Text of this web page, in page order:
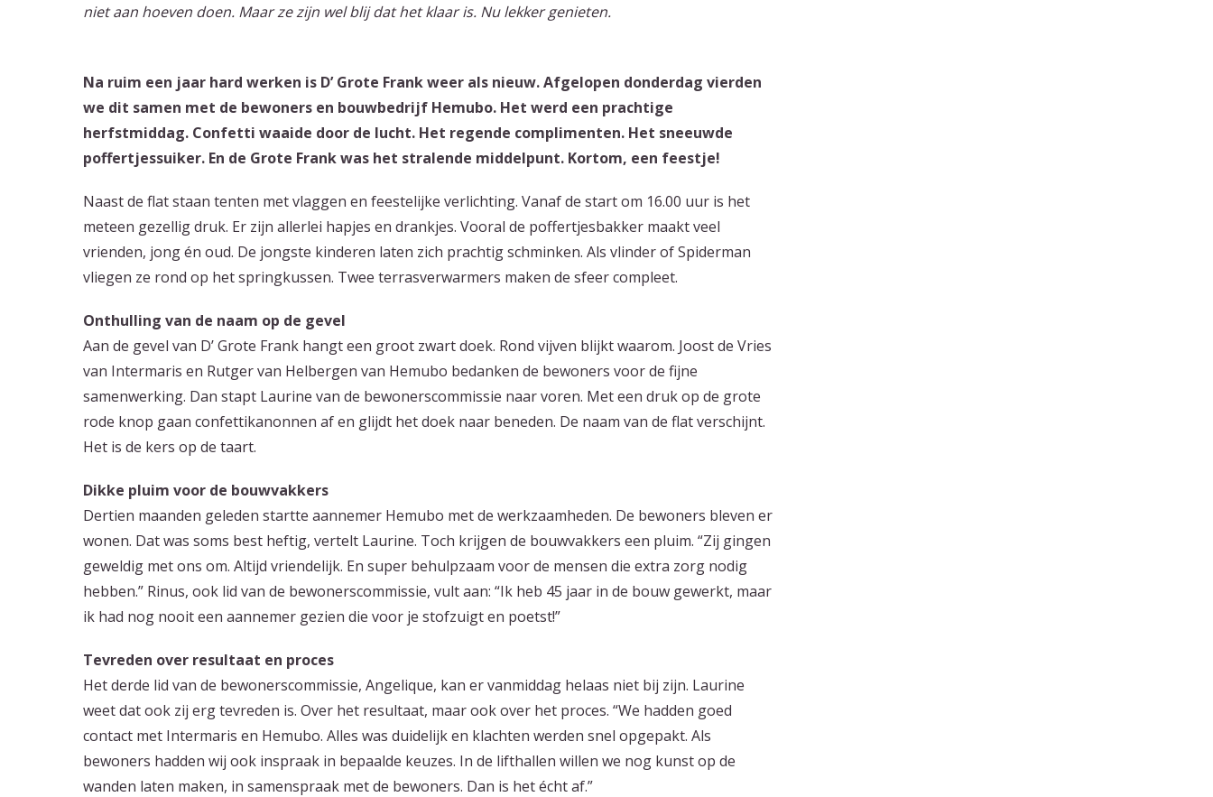
niet aan hoeven doen. Maar ze zijn wel blij dat het klaar is. Nu lekker genieten.
Na ruim een jaar hard werken is D’ Grote Frank weer als nieuw. Afgelopen donderdag vierden
we dit samen met de bewoners en bouwbedrijf Hemubo. Het werd een prachtige
herfstmiddag. Confetti waaide door de lucht. Het regende complimenten. Het sneeuwde
poffertjessuiker. En de Grote Frank was het stralende middelpunt. Kortom, een feestje!
Naast de flat staan tenten met vlaggen en feestelijke verlichting. Vanaf de start om 16.00 uur is het
meteen gezellig druk. Er zijn allerlei hapjes en drankjes. Vooral de poffertjesbakker maakt veel
vrienden, jong én oud. De jongste kinderen laten zich prachtig schminken. Als vlinder of Spiderman
vliegen ze rond op het springkussen. Twee terrasverwarmers maken de sfeer compleet.
Onthulling van de naam op de gevel
Aan de gevel van D’ Grote Frank hangt een groot zwart doek. Rond vijven blijkt waarom. Joost de Vries
van Intermaris en Rutger van Helbergen van Hemubo bedanken de bewoners voor de fijne
samenwerking. Dan stapt Laurine van de bewonerscommissie naar voren. Met een druk op de grote
rode knop gaan confettikanonnen af en glijdt het doek naar beneden. De naam van de flat verschijnt.
Het is de kers op de taart.
Dikke pluim voor de bouwvakkers
Dertien maanden geleden startte aannemer Hemubo met de werkzaamheden. De bewoners bleven er
wonen. Dat was soms best heftig, vertelt Laurine. Toch krijgen de bouwvakkers een pluim. “Zij gingen
geweldig met ons om. Altijd vriendelijk. En super behulpzaam voor de mensen die extra zorg nodig
hebben.” Rinus, ook lid van de bewonerscommissie, vult aan: “Ik heb 45 jaar in de bouw gewerkt, maar
ik had nog nooit een aannemer gezien die voor je stofzuigt en poetst!”
Tevreden over resultaat en proces
Het derde lid van de bewonerscommissie, Angelique, kan er vanmiddag helaas niet bij zijn. Laurine
weet dat ook zij erg tevreden is. Over het resultaat, maar ook over het proces. “We hadden goed
contact met Intermaris en Hemubo. Alles was duidelijk en klachten werden snel opgepakt. Als
bewoners hadden wij ook inspraak in bepaalde keuzes. In de lifthallen willen we nog kunst op de
wanden laten maken, in samenspraak met de bewoners. Dan is het écht af.”